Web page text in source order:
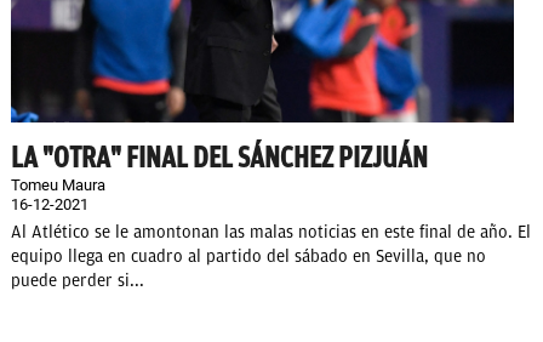
LA "OTRA" FINAL DEL SÁNCHEZ PIZJUÁN
Tomeu Maura
16-12-2021
Al Atlético se le amontonan las malas noticias en este final de año. El
equipo llega en cuadro al partido del sábado en Sevilla, que no
puede perder si...